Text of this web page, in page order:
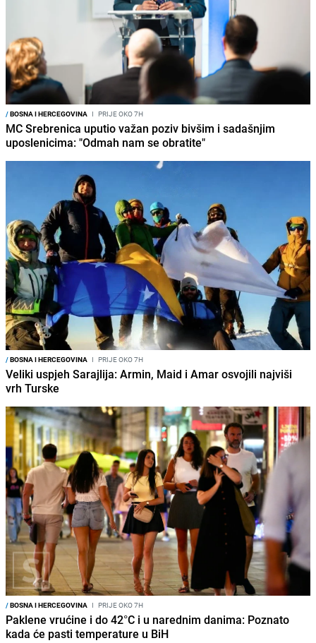
/BOSNA I HERCEGOVINA I PRIJE OKO 7H
MC Srebrenica uputio važan poziv bivšim i sadašnjim
uposlenicima: "Odmah nam se obratite"
/BOSNA I HERCEGOVINA I PRIJE OKO 7H
Veliki uspjeh Sarajlija: Armin, Maid i Amar osvojili najviši
vrh Turske
/BOSNA I HERCEGOVINA I PRIJE OKO 7H
Paklene vrućine i do 42°C i u narednim danima: Poznato
kada će pasti temperature u BiH